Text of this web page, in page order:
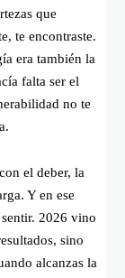
que
te encontraste.
era también la
falta ser el
no te
el deber, la
Y en ese
2026 vino
sino
alcanzas la